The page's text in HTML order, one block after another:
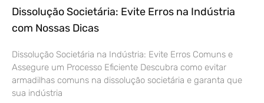
Dissolução Societária: Evite Erros na Indústria
com Nossas Dicas
Dissolução Societária na Indústria: Evite Erros Comuns e
Assegure um Processo Eficiente Descubra como evitar
armadilhas comuns na dissolução societária e garanta que
sua indústria